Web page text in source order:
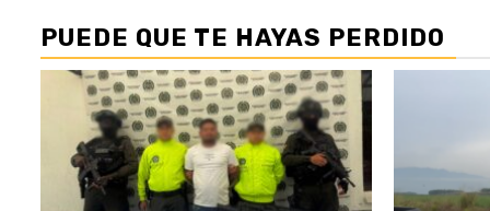
PUEDE QUE TE HAYAS PERDIDO